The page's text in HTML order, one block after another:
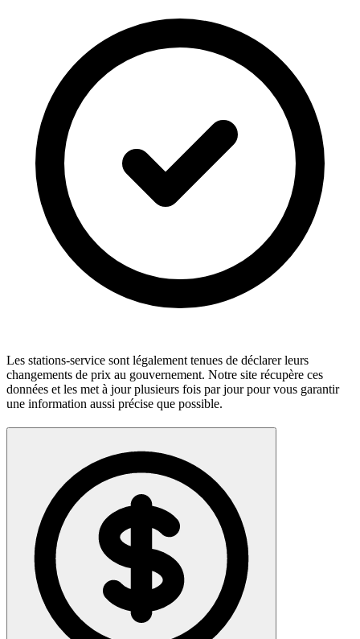
Les stations-service sont légalement tenues de déclarer leurs
changements de prix au gouvernement. Notre site récupère ces
données et les met à jour plusieurs fois par jour pour vous garantir
une information aussi précise que possible.